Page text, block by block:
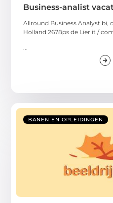
Business-analist
Allround Business Analyst bi,
Holland 2678ps de Lier it /
...
BANEN EN OPLEIDINGEN